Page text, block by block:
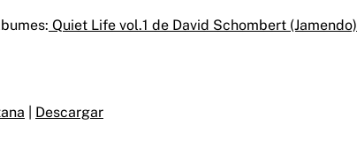
Quiet Life vol.1 de David Schombert (Jamendo)
Descargar